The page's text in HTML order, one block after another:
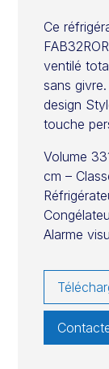
Ce
ventilé
sans
design
touche
Volume
cm –
Alarme